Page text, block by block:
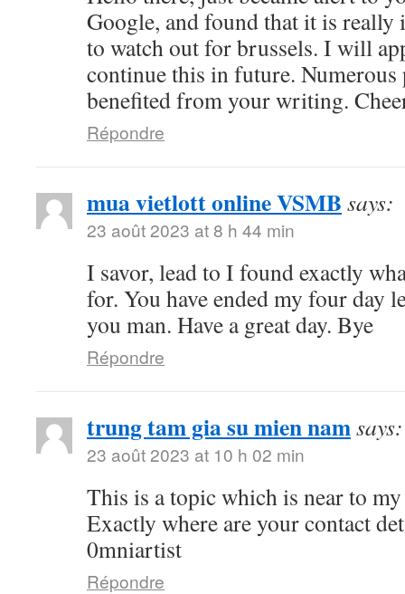
Google, and found that it is
to watch out for brussels. I will
continue this in future.
benefited from your writing.
Répondre
mua vietlott online VSMB says:
23 août 2023 at 8 h 44 min
I savor, lead to I found exactly
for. You have ended my four day
you man. Have a great day. Bye
Répondre
trung tam gia su mien namsays:
23 août 2023 at 10 h 02 min
This is a topic which is near to
Exactly where are your contact
0mniartist
Répondre